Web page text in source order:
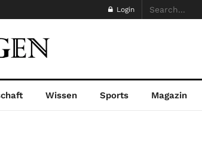
Login
Wissen Sports Magazin